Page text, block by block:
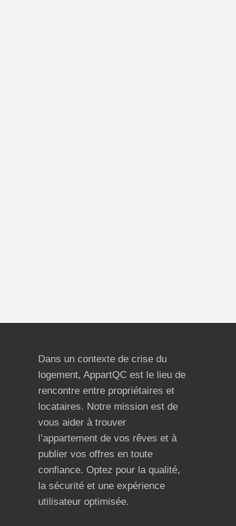
Dans un contexte de crise du
logement, AppartQC est le lieu de
rencontre entre propriétaires et
locataires. Notre mission est de
vous aider à trouver
l’appartement de vos rêves et à
publier vos offres en toute
confiance. Optez pour la qualité,
la sécurité et une expérience
utilisateur optimisée.